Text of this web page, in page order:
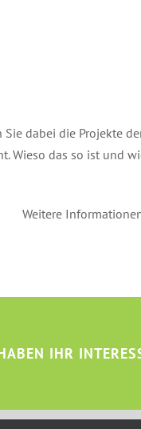
dabei die Projekte
Wieso das so ist und
Weitere
IHR